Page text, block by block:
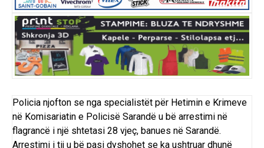
Policia njofton se nga specialistët për Hetimin e Krimeve
në Komisariatin e Policisë Sarandë u bë arrestimi në
flagrancë i një shtetasi 28 vjeç, banues në Sarandë.
Arrestimi i tij u bë pasi dyshohet se ka ushtruar dhunë